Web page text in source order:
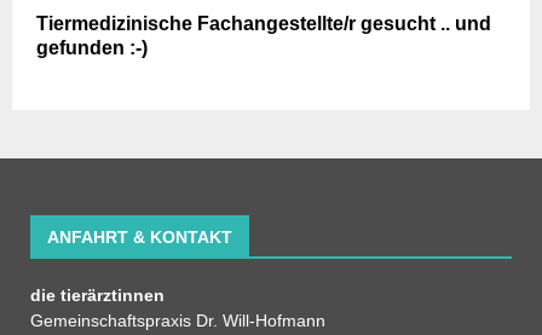
Tiermedizinische Fachangestellte/r gesucht .. und
gefunden :-)
ANFAHRT & KONTAKT
die tierärztinnen
Gemeinschaftspraxis Dr. Will-Hofmann